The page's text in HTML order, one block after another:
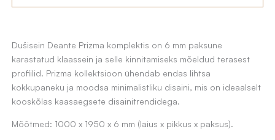
e
i
n
d
e
t
p
r
Dušisein Deante Prizma komplektis on 6 mm paksune
karastatud klaassein ja selle kinnitamiseks mõeldud terasest
profiilid. Prizma kollektsioon ühendab endas lihtsa
kokkupaneku ja moodsa minimalistliku disaini, mis on ideaalselt
kooskõlas kaasaegsete disainitrendidega.
Mõõtmed: 1000 x 1950 x 6 mm (laius x pikkus x paksus).